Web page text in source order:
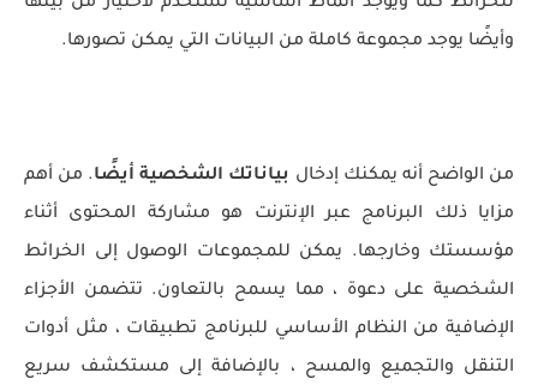
للخرائط كما ويوجد أنماط أساسية تستخدم لاختيار من بينها
وأيضًا يوجد مجموعة كاملة من البيانات التي يمكن تصورها.
من الواضح أنه يمكنك إدخال بياناتك الشخصية أيضًا. من أهم
مزايا ذلك البرنامج عبر الإنترنت هو مشاركة المحتوى أثناء
مؤسستك وخارجها. يمكن للمجموعات الوصول إلى الخرائط
الشخصية على دعوة ، مما يسمح بالتعاون. تتضمن الأجزاء
الإضافية من النظام الأساسي للبرنامج تطبيقات ، مثل أدوات
التنقل والتجميع والمسح ، بالإضافة إلى مستكشف سريع